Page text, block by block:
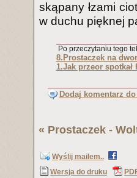
skąpany łzami
w duchu pięknej
Po przeczytaniu tego
8.Prostaczek na
1.Jak przeor spotkał
Dodaj komentarz
« Prostaczek -
Wyślij mailem..
Wersja do druku